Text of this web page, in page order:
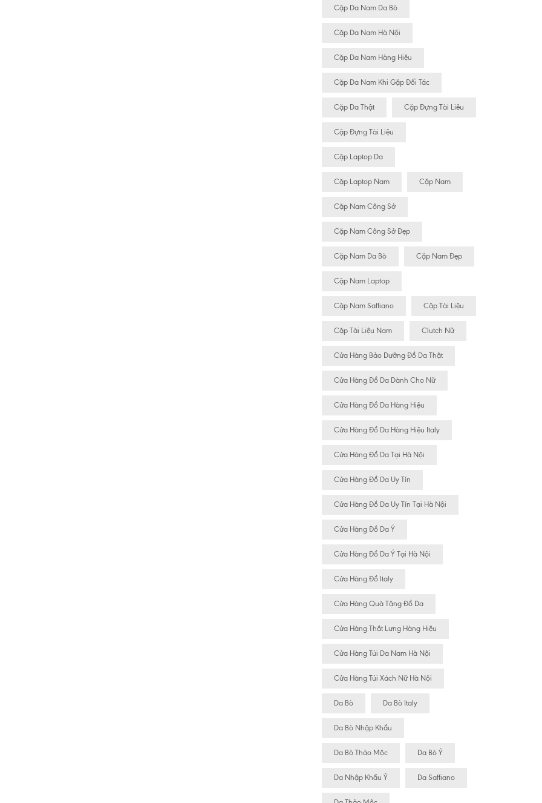
Cặp Da Nam Da Bò
Cặp Da Nam Hà Nội
Cặp Da Nam Hàng Hiệu
Cặp Da Nam Khi Gặp Đối Tác
Cặp Da Thật Cặp Đựng Tài Liêu
Cặp Đựng Tài Liệu
Cặp Laptop Da
Cặp Laptop Nam Cặp Nam
Cặp Nam Công Sở
Cặp Nam Công Sở Đẹp
Cặp Nam Da Bò Cặp Nam Đẹp
Cặp Nam Laptop
Cặp Nam Saffiano Cặp Tài Liệu
Cặp Tài Liệu Nam Clutch Nữ
Cửa Hàng Bảo Dưỡng Đồ Da Thật
Cửa Hàng Đồ Da Dành Cho Nữ
Cửa Hàng Đồ Da Hàng Hiệu
Cửa Hàng Đồ Da Hàng Hiệu Italy
Cửa Hàng Đồ Da Tại Hà Nội
Cửa Hàng Đồ Da Uy Tín
Cửa Hàng Đồ Da Uy Tín Tại Hà Nội
Cửa Hàng Đồ Da Ý
Cửa Hàng Đồ Da Ý Tại Hà Nội
Cửa Hàng Đồ Italy
Cửa Hàng Quà Tặng Đồ Da
Cửa Hàng Thắt Lưng Hàng Hiệu
Cửa Hàng Túi Da Nam Hà Nội
Cửa Hàng Túi Xách Nữ Hà Nội
Da Bò Da Bò Italy
Da Bò Nhập Khẩu
Da Bò Thảo Mộc Da Bò Ý
Da Nhập Khẩu Ý Da Saffiano